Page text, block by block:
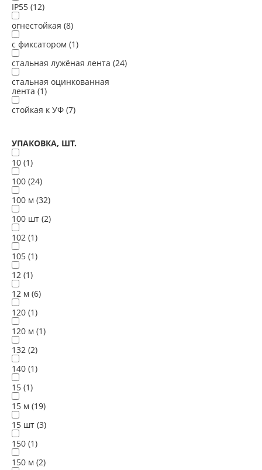
IP55 (12)
огнестойкая (8)
с фиксатором (1)
стальная лужёная лента (24)
стальная оцинкованная
лента (1)
стойкая к УФ (7)
УПАКОВКА, ШТ.
10 (1)
100 (24)
100 м (32)
100 шт (2)
102 (1)
105 (1)
12 (1)
12 м (6)
120 (1)
120 м (1)
132 (2)
140 (1)
15 (1)
15 м (19)
15 шт (3)
150 (1)
150 м (2)